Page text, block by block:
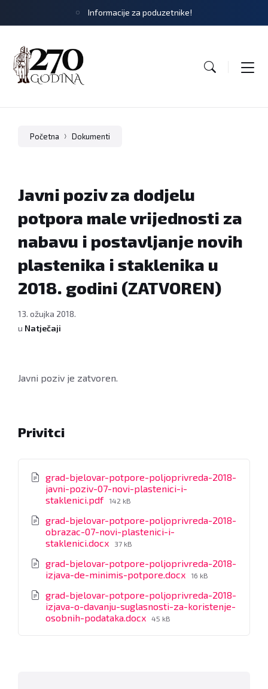
Informacije za poduzetnike!
Početna Dokumenti
Javni poziv za dodjelu
potpora male vrijednosti za
nabavu i postavljanje novih
plastenika i staklenika u
2018. godini (ZATVOREN)
13. ožujka 2018.
u Natječaji
Javni poziv je zatvoren.
Privitci
grad-bjelovar-potpore-poljoprivreda-2018-
javni-poziv-07-novi-plastenici-i-
staklenici.pdf File
142 kB
grad-bjelovar-potpore-poljoprivreda-2018-
obrazac-07-novi-plastenici-i-
staklenici.docx File
37 kB
grad-bjelovar-potpore-poljoprivreda-2018-
izjava-de-minimis-potpore.docx File
16 kB
grad-bjelovar-potpore-poljoprivreda-2018-
izjava-o-davanju-suglasnosti-za-koristenje-
osobnih-podataka.docx File
45 kB